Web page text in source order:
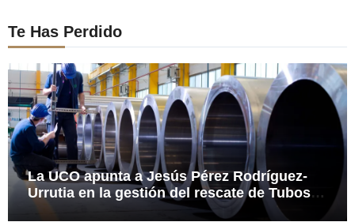
Te Has Perdido
La UCO apunta a Jesús Pérez Rodríguez-
Urrutia en la gestión del rescate de Tubos
Reunidos